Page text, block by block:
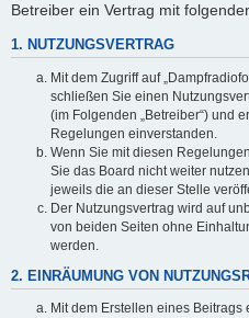
Betreiber ein Vertrag mit
1. NUTZUNGSVERTRAG
Mit dem Zugriff auf
schließen Sie einen
(im Folgenden „Betreiber“) und
Regelungen einverstanden.
Wenn Sie mit diesen
Sie das Board nicht weiter
jeweils die an dieser Stelle
Der Nutzungsvertrag wird auf
von beiden Seiten ohne
werden.
2. EINRÄUMUNG VON
Mit dem Erstellen eines